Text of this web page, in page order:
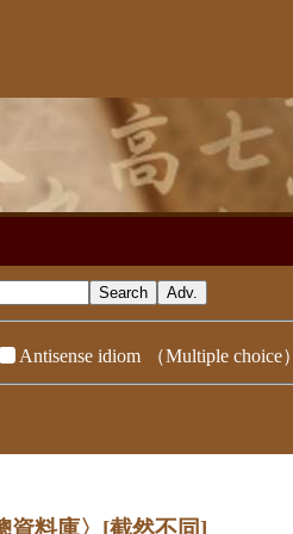
Antisense idiom （Multiple choice）
料庫〉 [截然不同]